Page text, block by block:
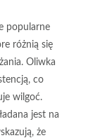
popularne
różnią się
Oliwka
co
wilgoć.
jest na
że